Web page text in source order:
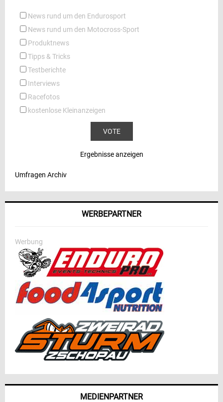
News rund um den Endurosport
News rund um den Motocross-Sport
Produktnews
Tipps & Tricks
Testberichte
Interviews
Racefotos
kostenlose Kleinanzeigen
Ergebnisse anzeigen
Umfragen Archiv
WERBEPARTNER
Werbung
MEDIENPARTNER